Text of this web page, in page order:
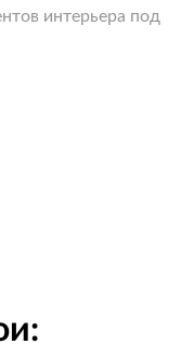
интерьера под